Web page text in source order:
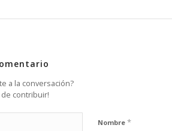
a la conversación?
contribuir!
Nombre *